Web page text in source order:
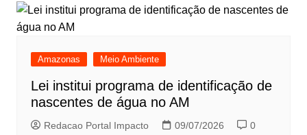
Amazonas Meio Ambiente
Lei institui programa de identificação de
nascentes de água no AM
Redacao Portal Impacto 09/07/2026 0